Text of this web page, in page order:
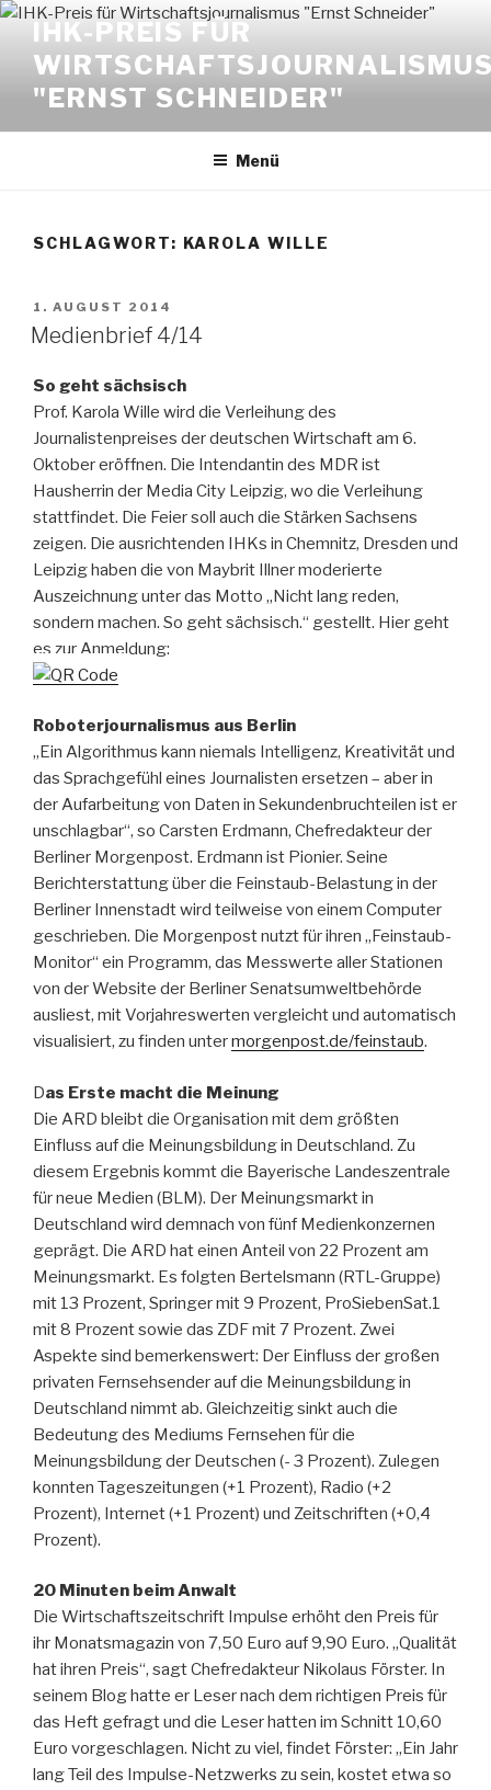
Zum
Inhalt
springen
IHK-PREIS FÜR
"ERNST SCHNEIDER"
Menü
SCHLAGWORT: KAROLA WILLE
VERÖFFENTLICHT
AM
1. AUGUST 2014
Medienbrief 4/14
So geht sächsisch
Prof. Karola Wille wird die Verleihung des
Journalistenpreises der deutschen Wirtschaft am 6.
Oktober eröffnen. Die Intendantin des MDR ist
Hausherrin der Media City Leipzig, wo die Verleihung
stattfindet. Die Feier soll auch die Stärken Sachsens
zeigen. Die ausrichtenden IHKs in Chemnitz, Dresden und
Leipzig haben die von Maybrit Illner moderierte
Auszeichnung unter das Motto „Nicht lang reden,
sondern machen. So geht sächsisch.“ gestellt. Hier geht
es zur Anmeldung:
Roboterjournalismus aus Berlin
„Ein Algorithmus kann niemals Intelligenz, Kreativität und
das Sprachgefühl eines Journalisten ersetzen – aber in
der Aufarbeitung von Daten in Sekundenbruchteilen ist er
unschlagbar“, so Carsten Erdmann, Chefredakteur der
Berliner Morgenpost. Erdmann ist Pionier. Seine
Berichterstattung über die Feinstaub-Belastung in der
Berliner Innenstadt wird teilweise von einem Computer
geschrieben. Die Morgenpost nutzt für ihren „Feinstaub-
Monitor“ ein Programm, das Messwerte aller Stationen
von der Website der Berliner Senatsumweltbehörde
ausliest, mit Vorjahreswerten vergleicht und automatisch
visu­a­lisiert, zu finden untermorgenpost.de/feinstaub.
Das Erste macht die Meinung
Die ARD bleibt die Organisation mit dem größten
Einfluss auf die Meinungsbildung in Deutschland. Zu
diesem Ergebnis kommt die Bayerische Landeszentrale
für neue Medien (BLM). Der Meinungsmarkt in
Deutschland wird demnach von fünf Medienkonzernen
geprägt. Die ARD hat einen Anteil von 22 Prozent am
Meinungsmarkt. Es folgten Bertelsmann (RTL-Gruppe)
mit 13 Prozent, Sprin­­ger mit 9 Prozent, ProSiebenSat.1
mit 8 Prozent sowie das ZDF mit 7 Prozent. Zwei
Aspekte sind bemer­kenswert: Der Einfluss der großen
privaten Fernsehsen­der auf die Meinungsbildung in
Deutschland nimmt ab. Gleichzeitig sinkt auch die
Bedeutung des Mediums Fern­sehen für die
Meinungsbildung der Deutschen (- 3 Pro­zent). Zulegen
konnten Tageszeitungen (+1 Prozent), Radio (+2
Prozent), Internet (+1 Prozent) und Zeit­schriften (+0,4
Prozent).
20 Minuten beim Anwalt
Die Wirtschaftszeitschrift Impulse erhöht den Preis für
ihr Monatsmagazin von 7,50 Euro auf 9,90 Euro. „Qualität
hat ihren Preis“, sagt Chefredakteur Nikolaus Förster. In
seinem Blog hatte er Leser nach dem richtigen Preis für
das Heft gefragt und die Leser hatten im Schnitt 10,60
Euro vorgeschlagen. Nicht zu viel, findet Förster: „Ein Jahr
lang Teil des Impulse-Netzwerks zu sein, kostet etwa so